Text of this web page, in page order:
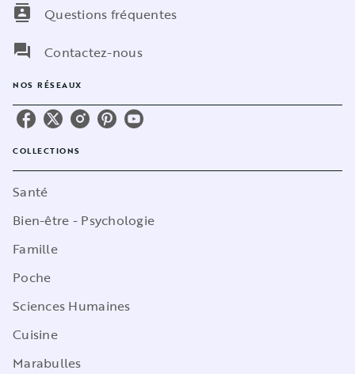
contacts
Questions fréquentes
question_answer
Contactez-nous
NOS RÉSEAUX
COLLECTIONS
Santé
Bien-être - Psychologie
Famille
Poche
Sciences Humaines
Cuisine
Marabulles